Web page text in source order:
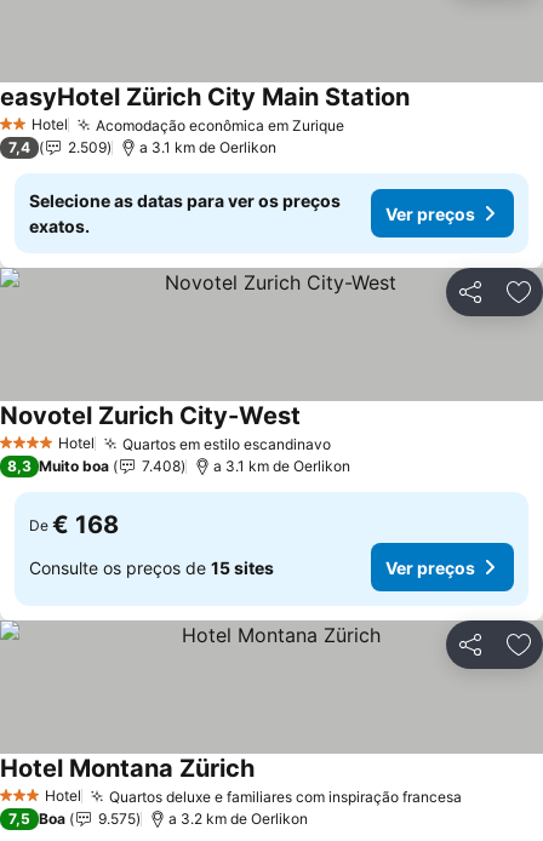
2 Estrelas
Hotel Acomodação econômica em Zurique
easyHotel Zürich City Main Station
7,4 2.509 a 3.1 km de Oerlikon
Selecione as datas para ver os preços
exatos.
Ver preços
Partilhar
4 EstrelasHotel Quartos em estilo escandinavo
Novotel Zurich City-West
8,3 Muito boa 7.408 a 3.1 km de Oerlikon
De € 168
Consulte os preços de 15 sites Ver preços
Partilhar
3 EstrelasHotel Quartos deluxe e familiares com inspiração francesa
Hotel Montana Zürich
7,5 Boa 9.575 a 3.2 km de Oerlikon